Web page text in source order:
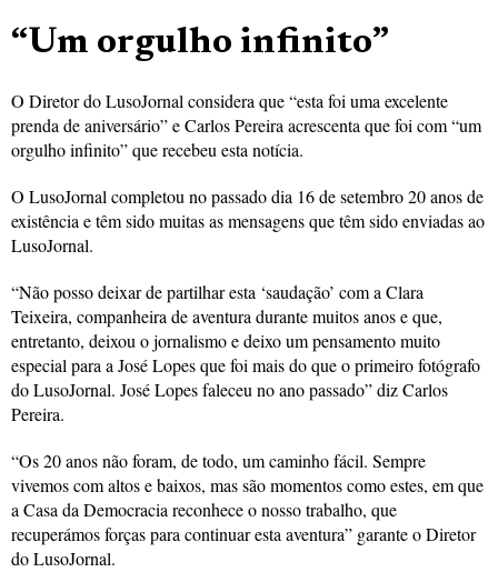
“Um orgulho infinito”
O Diretor do LusoJornal considera que “esta foi uma excelente
prenda de aniversário” e Carlos Pereira acrescenta que foi com “um
orgulho infinito” que recebeu esta notícia.
O LusoJornal completou no passado dia 16 de setembro 20 anos de
existência e têm sido muitas as mensagens que têm sido enviadas ao
LusoJornal.
“Não posso deixar de partilhar esta ‘saudação’ com a Clara
Teixeira, companheira de aventura durante muitos anos e que,
entretanto, deixou o jornalismo e deixo um pensamento muito
especial para a José Lopes que foi mais do que o primeiro fotógrafo
do LusoJornal. José Lopes faleceu no ano passado” diz Carlos
Pereira.
“Os 20 anos não foram, de todo, um caminho fácil. Sempre
vivemos com altos e baixos, mas são momentos como estes, em que
a Casa da Democracia reconhece o nosso trabalho, que
recuperámos forças para continuar esta aventura” garante o Diretor
do LusoJornal.